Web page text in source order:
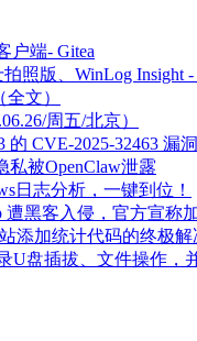
户端- Gitea
照版、WinLog Insight
文）
周五/北京）
的 CVE-2025-32463 漏洞
私被OpenClaw泄露
日志分析，一键到位！
遭黑客入侵，官方宣称
添加统计代码的终极解
U盘插拔、文件操作，